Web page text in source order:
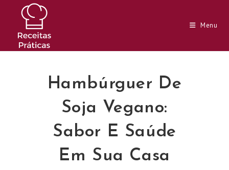
conteúdo
Menu
Hambúrguer De
Soja Vegano:
Sabor E Saúde
Em Sua Casa